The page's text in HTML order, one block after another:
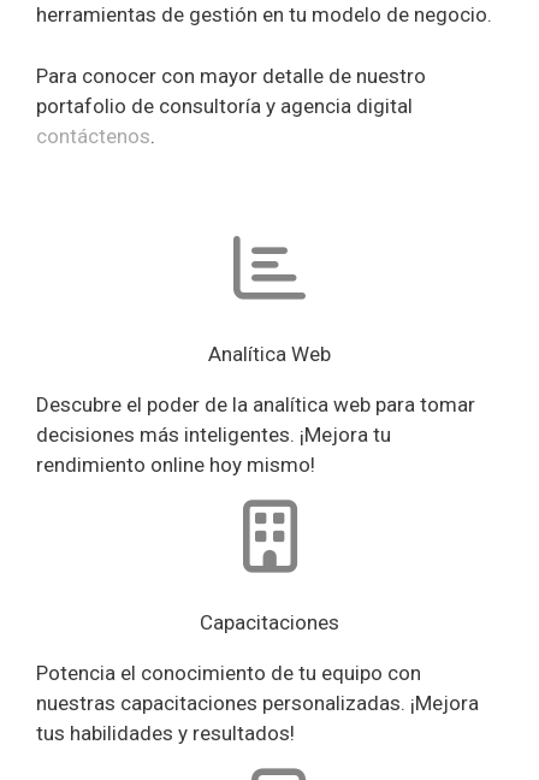
herramientas de gestión en tu modelo de negocio.
Para conocer con mayor detalle de nuestro
portafolio de consultoría y agencia digital
contáctenos.
Analítica Web
Descubre el poder de la analítica web para tomar
decisiones más inteligentes. ¡Mejora tu
rendimiento online hoy mismo!
Capacitaciones
Potencia el conocimiento de tu equipo con
nuestras capacitaciones personalizadas. ¡Mejora
tus habilidades y resultados!